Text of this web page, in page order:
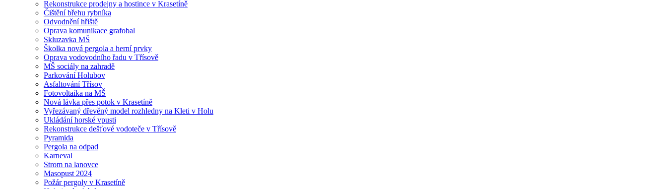
Rekonstrukce prodejny a hostince v Krasetíně
Čištění břehu rybníka
Odvodnění hřiště
Oprava komunikace grafobal
Skluzavka MŠ
Školka nová pergola a herní prvky
Oprava vodovodního řadu v Třísově
MŠ sociály na zahradě
Parkování Holubov
Asfaltování Třísov
Fotovoltaika na MŠ
Nová lávka přes potok v Krasetíně
Vyřezávaný dřevěný model rozhledny na Kleti v Holu
Ukládání horské vpusti
Rekonstrukce dešťové vodoteče v Třísově
Pyramida
Pergola na odpad
Karneval
Strom na lanovce
Masopust 2024
Požár pergoly v Krasetíně